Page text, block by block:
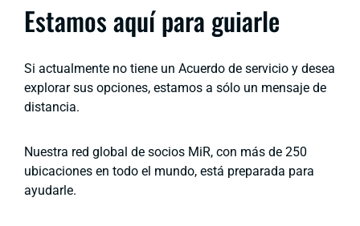
Estamos aquí para guiarle
Si actualmente no tiene un Acuerdo de servicio y desea
explorar sus opciones, estamos a sólo un mensaje de
distancia.
Nuestra red global de socios MiR, con más de 250
ubicaciones en todo el mundo, está preparada para
ayudarle.